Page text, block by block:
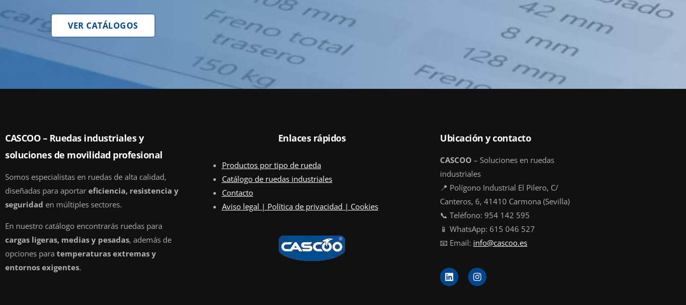
VER CATÁLOGOS
CASCOO – Ruedas industriales y
soluciones de movilidad profesional
Somos especialistas en ruedas de alta calidad,
diseñadas para aportar eficiencia, resistencia y
seguridad en múltiples sectores.
En nuestro catálogo encontrarás ruedas para
cargas ligeras, medias y pesadas, además de
opciones para temperaturas extremas y
entornos exigentes.
Enlaces rápidos
Productos por tipo de rueda
Catálogo de ruedas industriales
Contacto
Aviso legal | Política de privacidad | Cookies
Ubicación y contacto
CASCOO – Soluciones en ruedas
industriales
📍 Polígono Industrial El Pilero, C/
Canteros, 6, 41410 Carmona (Sevilla)
📞 Teléfono: 954 142 595
📱 WhatsApp: 615 046 527
📧 Email: info@cascoo.es
L
i
n
I
n
s